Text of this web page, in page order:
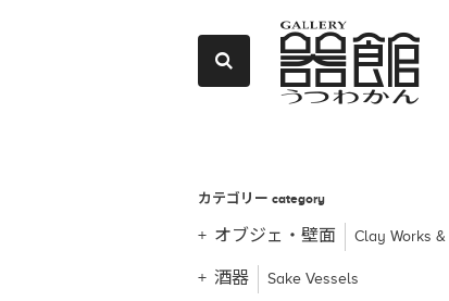
カテゴリー category
オブジェ・壁面 Clay Works
酒器 Sake Vessels